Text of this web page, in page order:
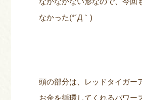
なかった(*´Д｀)
頭の部分は、レッドタイガー
お金を循環してくれるパワー